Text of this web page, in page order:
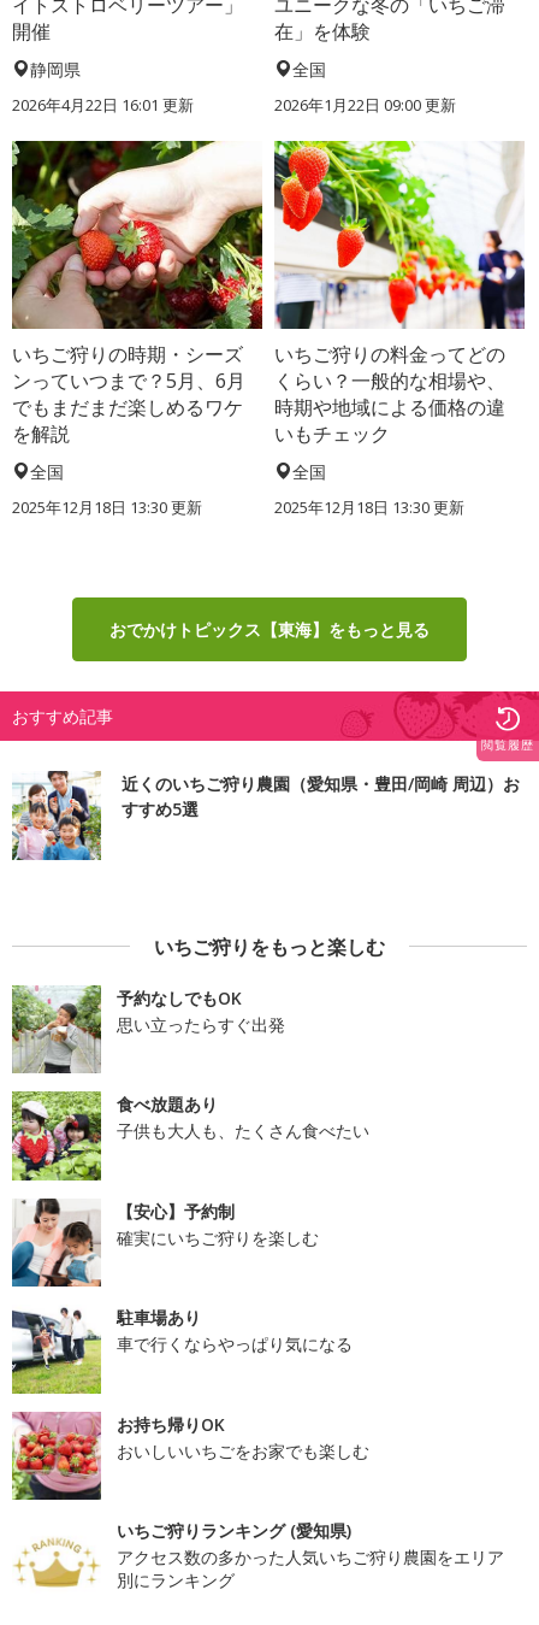
イトストロベリーツアー」
開催
静岡県
2026年4月22日 16:01 更新
ユニークな冬の「いちご滞
在」を体験
全国
2026年1月22日 09:00 更新
いちご狩りの時期・シーズ
ンっていつまで？5月、6月
でもまだまだ楽しめるワケ
を解説
全国
2025年12月18日 13:30 更新
いちご狩りの料金ってどの
くらい？一般的な相場や、
時期や地域による価格の違
いもチェック
全国
2025年12月18日 13:30 更新
おでかけトピックス【東海】をもっと見る
おすすめ記事
近くのいちご狩り農園（愛知県・豊田/岡崎 周辺）お
すすめ5選
いちご狩りをもっと楽しむ
予約なしでもOK
思い立ったらすぐ出発
食べ放題あり
子供も大人も、たくさん食べたい
【安心】予約制
確実にいちご狩りを楽しむ
駐車場あり
車で行くならやっぱり気になる
お持ち帰りOK
おいしいいちごをお家でも楽しむ
いちご狩りランキング (愛知県)
アクセス数の多かった人気いちご狩り農園をエリア
別にランキング
閲覧履歴